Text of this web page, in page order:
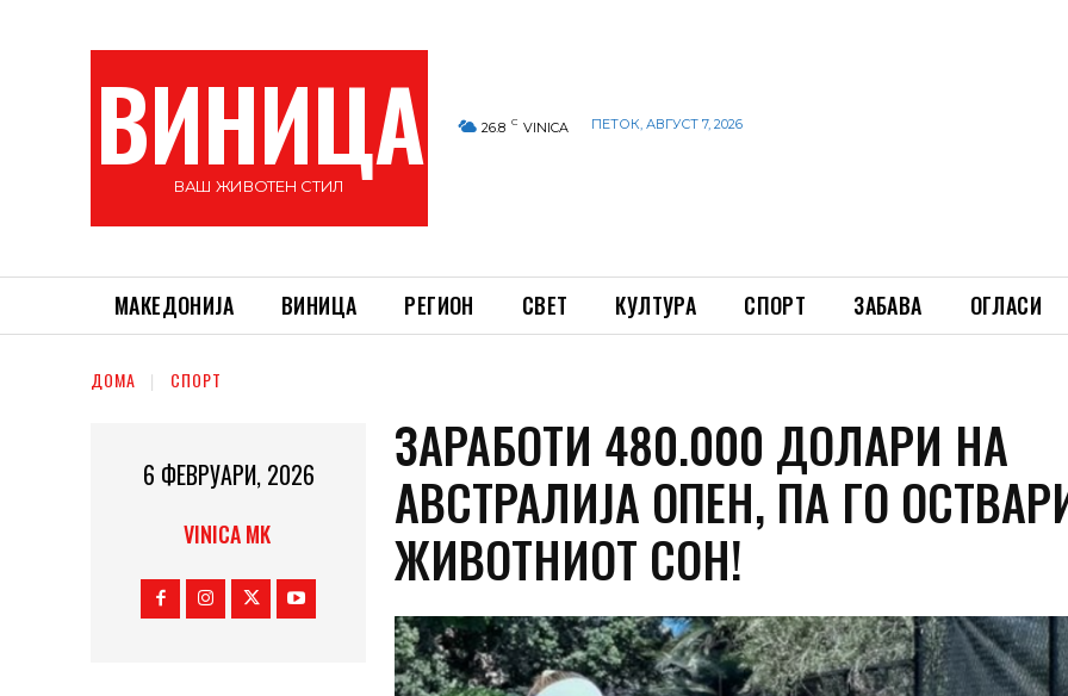
ВИНИЦА
ВАШ ЖИВОТЕН СТИЛ
26.8 C VINICA ПЕТОК, АВГУСТ 7, 2026
МАКЕДОНИЈА ВИНИЦА РЕГИОН СВЕТ КУЛТУРА СПОРТ ЗАБАВА ОГЛАСИ
ДОМА СПОРТ
6 ФЕВРУАРИ, 2026
VINICA MK
ЗАРАБОТИ 480.000 ДОЛАРИ НА
АВСТРАЛИЈА ОПЕН, ПА ГО
ЖИВОТНИОТ СОН!